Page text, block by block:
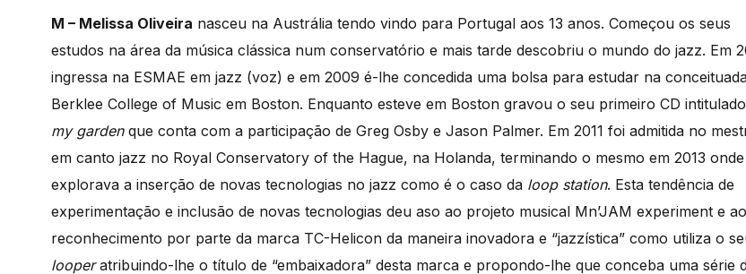
M – Melissa Oliveira nasceu na Austrália tendo vindo para Portugal aos 13 anos. Começou os seus
estudos na área da música clássica num conservatório e mais tarde descobriu o mundo do jazz. Em
ingressa na ESMAE em jazz (voz) e em 2009 é-lhe concedida uma bolsa para estudar na
Berklee College of Music em Boston. Enquanto esteve em Boston gravou o seu primeiro CD intitulado
my gardenque conta com a participação de Greg Osby e Jason Palmer. Em 2011 foi admitida no
em canto jazz no Royal Conservatory of the Hague, na Holanda, terminando o mesmo em 2013
explorava a inserção de novas tecnologias no jazz como é o caso da loop station. Esta tendência de
experimentação e inclusão de novas tecnologias deu aso ao projeto musical Mn’JAM experiment e ao
reconhecimento por parte da marca TC-Helicon da maneira inovadora e “jazzística” como utiliza o
looperatribuindo-lhe o título de “embaixadora” desta marca e propondo-lhe que conceba uma série